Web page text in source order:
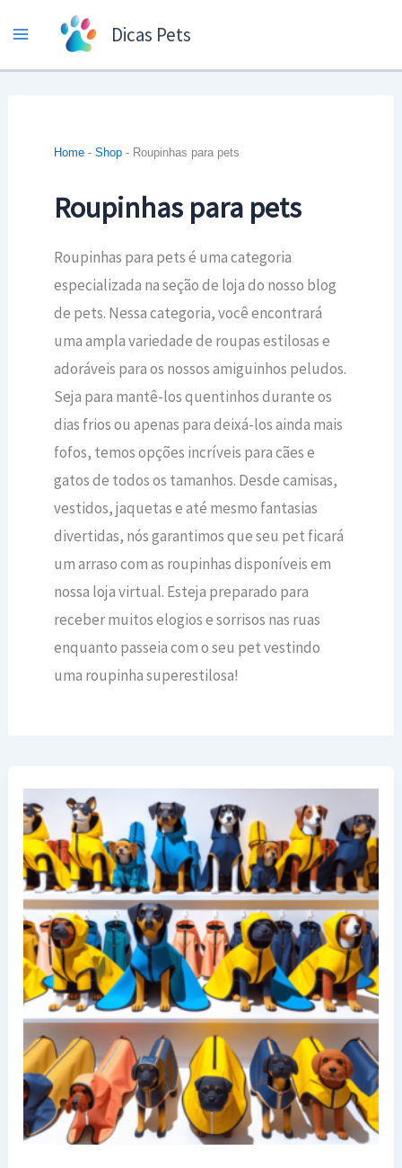
para
o
Dicas Pets
Home -Shop - Roupinhas para pets
Roupinhas para pets
Roupinhas para pets é uma categoria
especializada na seção de loja do nosso blog
de pets. Nessa categoria, você encontrará
uma ampla variedade de roupas estilosas e
adoráveis para os nossos amiguinhos peludos.
Seja para mantê-los quentinhos durante os
dias frios ou apenas para deixá-los ainda mais
fofos, temos opções incríveis para cães e
gatos de todos os tamanhos. Desde camisas,
vestidos, jaquetas e até mesmo fantasias
divertidas, nós garantimos que seu pet ficará
um arraso com as roupinhas disponíveis em
nossa loja virtual. Esteja preparado para
receber muitos elogios e sorrisos nas ruas
enquanto passeia com o seu pet vestindo
uma roupinha superestilosa!